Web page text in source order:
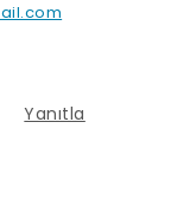
Yanıtla